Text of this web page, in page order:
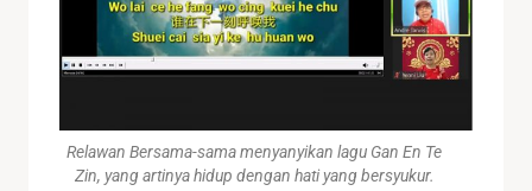
Relawan Bersama-sama menyanyikan lagu Gan En Te
Zin, yang artinya hidup dengan hati yang bersyukur.